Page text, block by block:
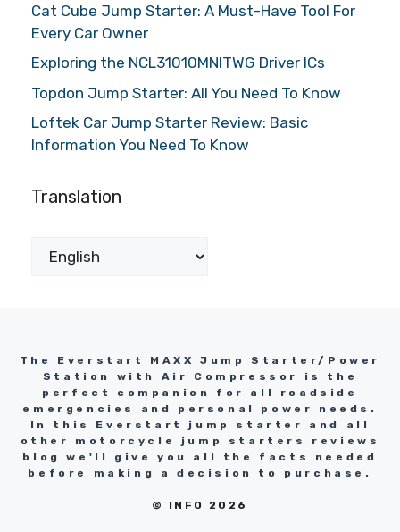
Cat Cube Jump Starter: A Must-Have Tool For
Every Car Owner
Exploring the NCL31010MNITWG Driver ICs
Topdon Jump Starter: All You Need To Know
Loftek Car Jump Starter Review: Basic
Information You Need To Know
Translation
The Everstart MAXX Jump Starter/Power
Station with Air Compressor is the
perfect companion for all roadside
emergencies and personal power needs.
In this Everstart jump starter and all
other motorcycle jump starters reviews
blog we'll give you all the facts needed
before making a decision to purchase.
© INFO 2026